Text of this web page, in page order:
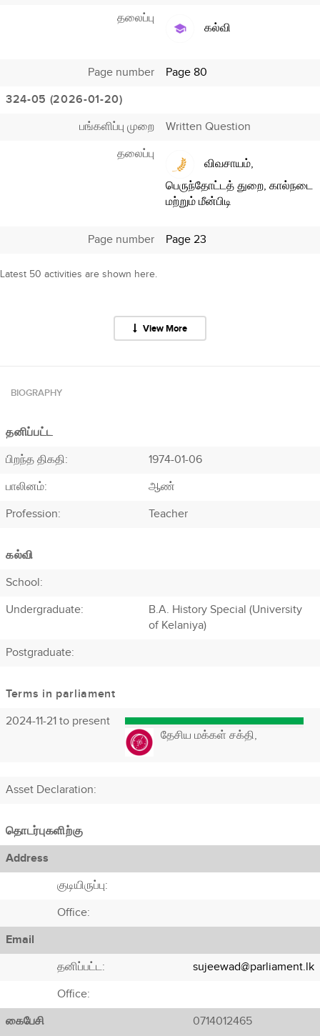
தலைப்பு
கல்வி
Page number
Page 80
324-05 (2026-01-20)
பங்களிப்பு முறை
Written Question
தலைப்பு
விவசாயம்,
பெருந்தோட்டத் துறை, கால்நடை
மற்றும் மீன்பிடி
Page number Page 23
Latest 50 activities are shown here.
View More
BIOGRAPHY
தனிப்பட்ட
பிறந்த திகதி:
1974-01-06
பாலினம்:
ஆண்
Profession: Teacher
கல்வி
School:
Undergraduate:
B.A. History Special (University
of Kelaniya)
Postgraduate:
Terms in parliament
2024-11-21 to present
தேசிய மக்கள் சக்தி,
Asset Declaration:
தொடர்புகளிற்கு
Address
குடியிருப்பு:
Office:
Email
தனிப்பட்ட:
sujeewad@parliament.lk
Office:
கைபேசி
0714012465